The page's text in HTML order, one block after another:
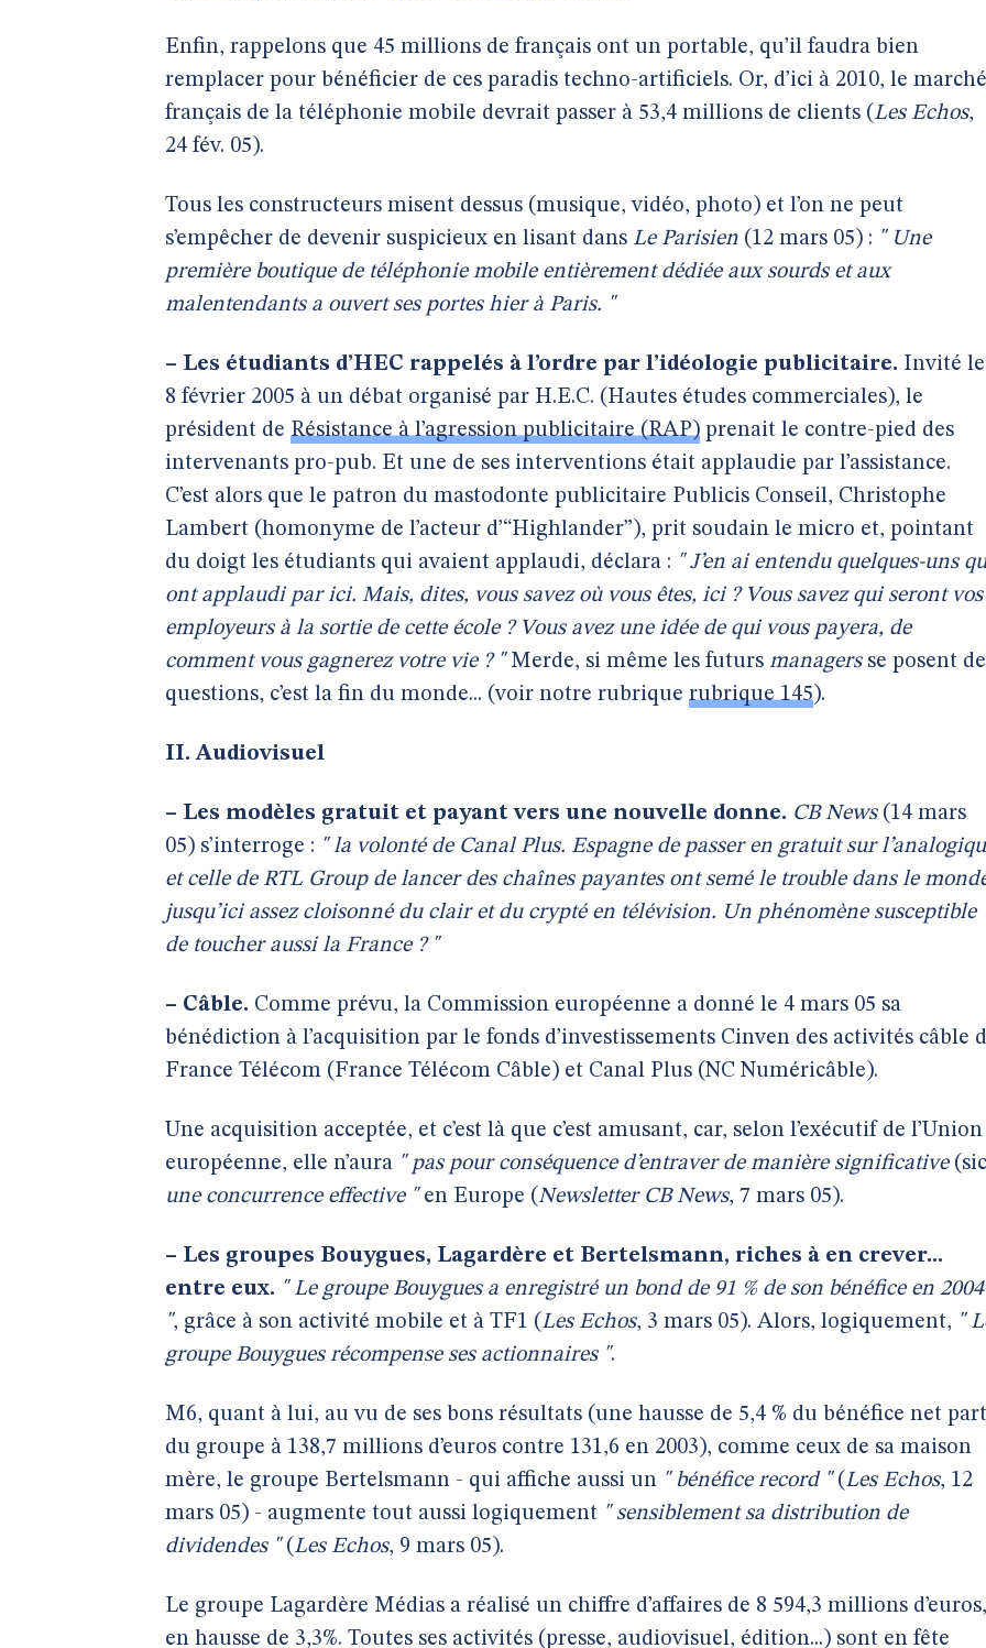
Enfin, rappelons que 45 millions de français ont un portable, qu’il faudra bien
remplacer pour bénéficier de ces paradis techno-artificiels. Or, d’ici à 2010, le marché
français de la téléphonie mobile devrait passer à 53,4 millions de clients (Les Echos,
24 fév. 05).
Tous les constructeurs misent dessus (musique, vidéo, photo) et l’on ne peut
s’empêcher de devenir suspicieux en lisant dans Le Parisien (12 mars 05) : " Une
première boutique de téléphonie mobile entièrement dédiée aux sourds et aux
malentendants a ouvert ses portes hier à Paris. "
– Les étudiants d’HEC rappelés à l’ordre par l’idéologie publicitaire. Invité le
8 février 2005 à un débat organisé par H.E.C. (Hautes études commerciales), le
président de Résistance à l’agression publicitaire (RAP) prenait le contre-pied des
intervenants pro-pub. Et une de ses interventions était applaudie par l’assistance.
C’est alors que le patron du mastodonte publicitaire Publicis Conseil, Christophe
Lambert (homonyme de l’acteur d’“Highlander”), prit soudain le micro et, pointant
du doigt les étudiants qui avaient applaudi, déclara : " J’en ai entendu quelques-uns
ont applaudi par ici. Mais, dites, vous savez où vous êtes, ici ? Vous savez qui seront vos
employeurs à la sortie de cette école ? Vous avez une idée de qui vous payera, de
comment vous gagnerez votre vie ? "Merde, si même les futurs managersse posent
questions, c’est la fin du monde... (voir notre rubrique rubrique 145).
II. Audiovisuel
– Les modèles gratuit et payant vers une nouvelle donne. CB News(14 mars
05) s’interroge : " la volonté de Canal Plus. Espagne de passer en gratuit sur
et celle de RTL Group de lancer des chaînes payantes ont semé le trouble dans le
jusqu’ici assez cloisonné du clair et du crypté en télévision. Un phénomène susceptible
de toucher aussi la France ? "
– Câble. Comme prévu, la Commission européenne a donné le 4 mars 05 sa
bénédiction à l’acquisition par le fonds d’investissements Cinven des activités câble
France Télécom (France Télécom Câble) et Canal Plus (NC Numéricâble).
Une acquisition acceptée, et c’est là que c’est amusant, car, selon l’exécutif de l’Union
européenne, elle n’aura " pas pour conséquence d’entraver de manière significative
une concurrence effective "en Europe (Newsletter CB News, 7 mars 05).
– Les groupes Bouygues, Lagardère et Bertelsmann, riches à en crever...
entre eux. " Le groupe Bouygues a enregistré un bond de 91 % de son bénéfice en 2004
", grâce à son activité mobile et à TF1 (Les Echos, 3 mars 05). Alors, logiquement, "
groupe Bouygues récompense ses actionnaires ".
M6, quant à lui, au vu de ses bons résultats (une hausse de 5,4 % du bénéfice net part
du groupe à 138,7 millions d’euros contre 131,6 en 2003), comme ceux de sa maison
mère, le groupe Bertelsmann - qui affiche aussi un " bénéfice record "(Les Echos, 12
mars 05) - augmente tout aussi logiquement " sensiblement sa distribution de
dividendes "(Les Echos, 9 mars 05).
Le groupe Lagardère Médias a réalisé un chiffre d’affaires de 8 594,3 millions d’euros,
en hausse de 3,3%. Toutes ses activités (presse, audiovisuel, édition...) sont en fête